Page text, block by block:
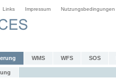
Links Impressum Nutzungsbedingungen
WMS WFS SOS